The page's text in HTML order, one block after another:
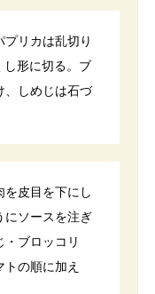
リカは乱切り
し形に切る。ブ
、しめじは石づ
を皮目を下にし
にソースを注ぎ
・ブロッコリ
の順に加え